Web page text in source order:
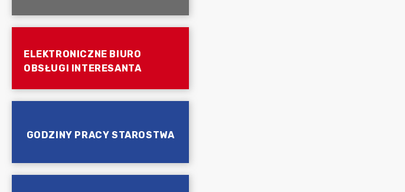
ELEKTRONICZNE BIURO
OBSŁUGI INTERESANTA
GODZINY PRACY STAROSTWA